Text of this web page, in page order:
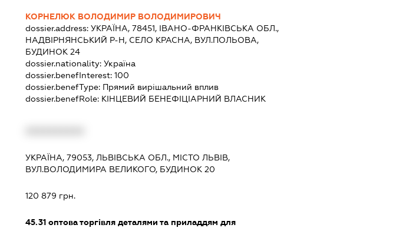
КОРНЕЛЮК ВОЛОДИМИР ВОЛОДИМИРОВИЧ
dossier.address: УКРАЇНА, 78451, ІВАНО-ФРАНКІВСЬКА ОБЛ.,
НАДВІРНЯНСЬКИЙ Р-Н, СЕЛО КРАСНА, ВУЛ.ПОЛЬОВА,
БУДИНОК 24
dossier.nationality: Україна
dossier.benefInterest: 100
dossier.benefType: Прямий вирішальний вплив
dossier.benefRole: КІНЦЕВИЙ БЕНЕФІЦІАРНИЙ ВЛАСНИК
УКРАЇНА, 79053, ЛЬВІВСЬКА ОБЛ., МІСТО ЛЬВІВ,
ВУЛ.ВОЛОДИМИРА ВЕЛИКОГО, БУДИНОК 20
120 879 грн.
45.31оптова торгівля деталями та приладдям для